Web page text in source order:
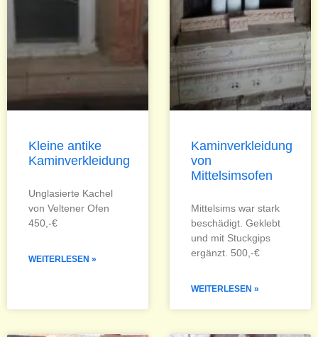
Kleine antike
Kaminverkleidung
Unglasierte Kachel
von Veltener Ofen
450,-€
WEITERLESEN »
Kaminverkleidung
von
Mittelsimsofen
Mittelsims war stark
beschädigt. Geklebt
und mit Stuckgips
ergänzt. 500,-€
WEITERLESEN »